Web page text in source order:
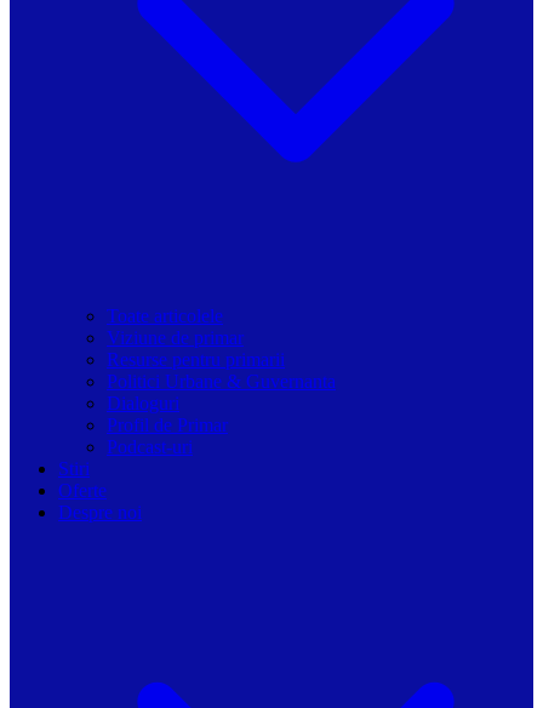
Toate articolele
Viziune de primar
Resurse pentru primarii
Politici Urbane & Guvernanta
Dialoguri
Profil de Primar
Podcast-uri
Stiri
Oferte
Despre noi